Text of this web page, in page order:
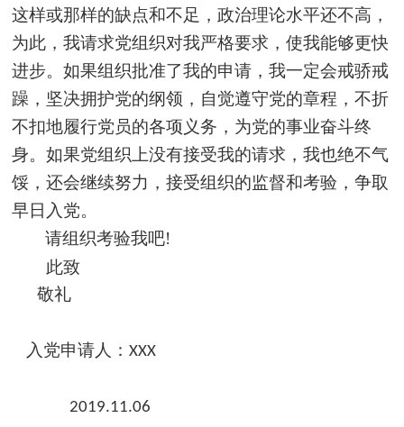
这样或那样的缺点和不足，政治理论水平还不高，
为此，我请求党组织对我严格要求，使我能够更快
进步。如果组织批准了我的申请，我一定会戒骄戒
躁，坚决拥护党的纲领，自觉遵守党的章程，不折
不扣地履行党员的各项义务，为党的事业奋斗终
身。如果党组织上没有接受我的请求，我也绝不气
馁，还会继续努力，接受组织的监督和考验，争取
早日入党。
请组织考验我吧!
此致
敬礼
入党申请人：XXX
2019.11.06